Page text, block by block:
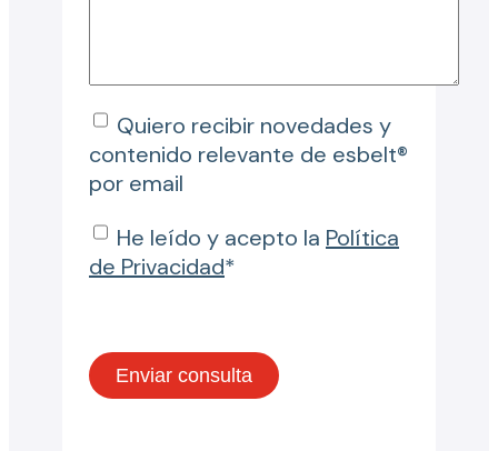
Quiero recibir novedades y
contenido relevante de esbelt®
por email
He leído y acepto la Política
de Privacidad*